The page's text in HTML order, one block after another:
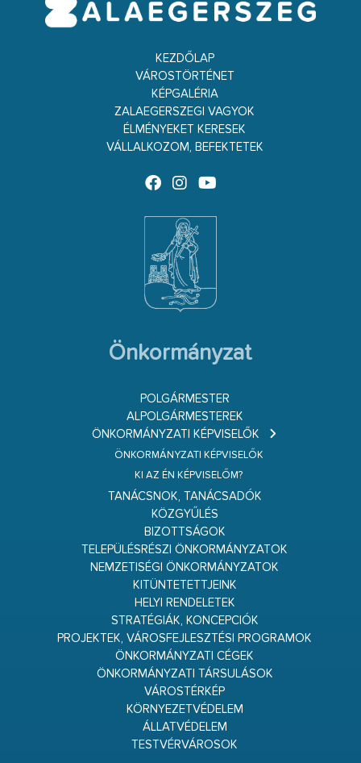
KEZDŐLAP
VÁROSTÖRTÉNET
KÉPGALÉRIA
ZALAEGERSZEGI VAGYOK
ÉLMÉNYEKET KERESEK
VÁLLALKOZOM, BEFEKTETEK
Önkormányzat
POLGÁRMESTER
ALPOLGÁRMESTEREK
ÖNKORMÁNYZATI KÉPVISELŐK
ÖNKORMÁNYZATI KÉPVISELŐK
KI AZ ÉN KÉPVISELŐM?
TANÁCSNOK, TANÁCSADÓK
KÖZGYŰLÉS
BIZOTTSÁGOK
TELEPÜLÉSRÉSZI ÖNKORMÁNYZATOK
NEMZETISÉGI ÖNKORMÁNYZATOK
KITÜNTETETTJEINK
HELYI RENDELETEK
STRATÉGIÁK, KONCEPCIÓK
PROJEKTEK, VÁROSFEJLESZTÉSI PROGRAMOK
ÖNKORMÁNYZATI CÉGEK
ÖNKORMÁNYZATI TÁRSULÁSOK
VÁROSTÉRKÉP
KÖRNYEZETVÉDELEM
ÁLLATVÉDELEM
TESTVÉRVÁROSOK